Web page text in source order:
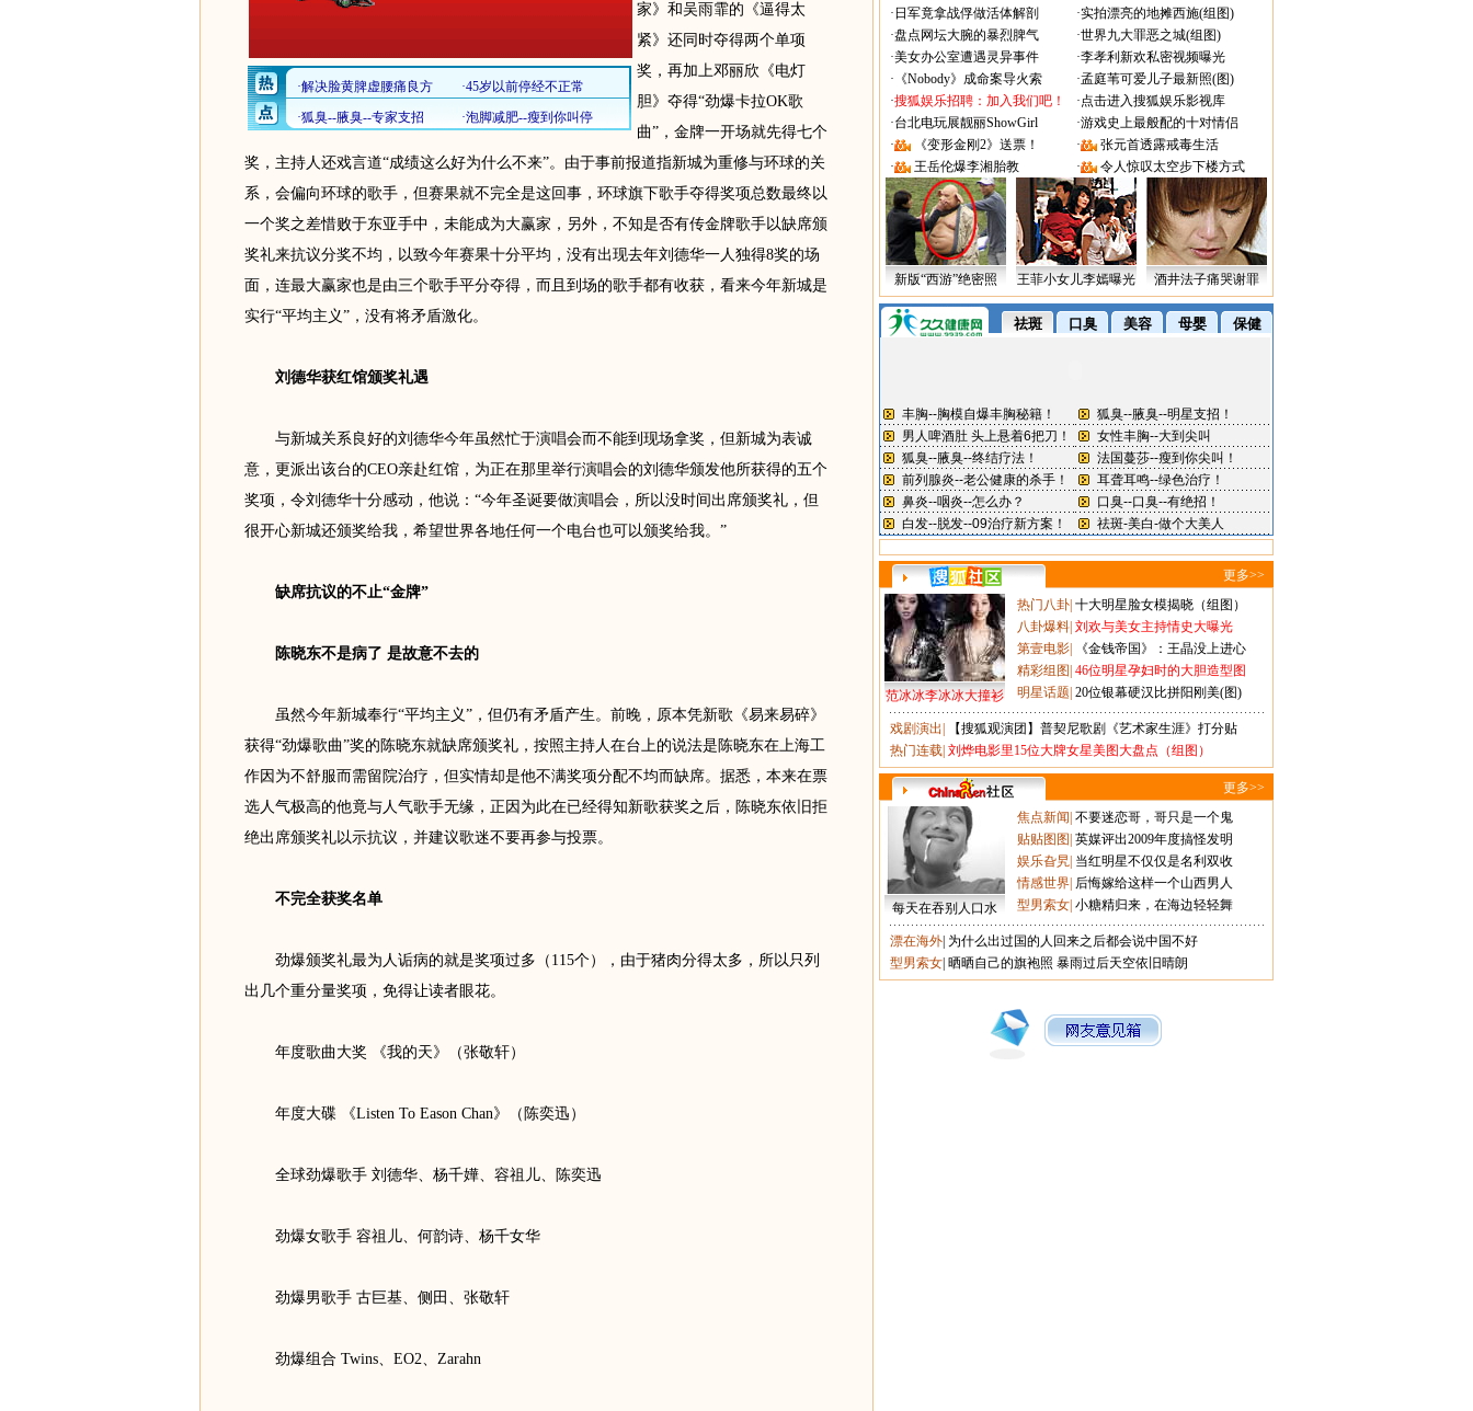
家》和吴雨霏的《逼得太
紧》还同时夺得两个单项
奖，再加上邓丽欣《电灯
胆》夺得“劲爆卡拉OK歌
曲”，金牌一开场就先得七个
奖，主持人还戏言道“成绩这么好为什么不来”。由于事前报道指新城为重修与环球的关
系，会偏向环球的歌手，但赛果就不完全是这回事，环球旗下歌手夺得奖项总数最终以
一个奖之差惜败于东亚手中，未能成为大赢家，另外，不知是否有传金牌歌手以缺席颁
奖礼来抗议分奖不均，以致今年赛果十分平均，没有出现去年刘德华一人独得8奖的场
面，连最大赢家也是由三个歌手平分夺得，而且到场的歌手都有收获，看来今年新城是
实行“平均主义”，没有将矛盾激化。
刘德华获红馆颁奖礼遇
与新城关系良好的刘德华今年虽然忙于演唱会而不能到现场拿奖，但新城为表诚
意，更派出该台的CEO亲赴红馆，为正在那里举行演唱会的刘德华颁发他所获得的五个
奖项，令刘德华十分感动，他说：“今年圣诞要做演唱会，所以没时间出席颁奖礼，但
很开心新城还颁奖给我，希望世界各地任何一个电台也可以颁奖给我。”
缺席抗议的不止“金牌”
陈晓东不是病了 是故意不去的
虽然今年新城奉行“平均主义”，但仍有矛盾产生。前晚，原本凭新歌《易来易碎》
获得“劲爆歌曲”奖的陈晓东就缺席颁奖礼，按照主持人在台上的说法是陈晓东在上海工
作因为不舒服而需留院治疗，但实情却是他不满奖项分配不均而缺席。据悉，本来在票
选人气极高的他竟与人气歌手无缘，正因为此在已经得知新歌获奖之后，陈晓东依旧拒
绝出席颁奖礼以示抗议，并建议歌迷不要再参与投票。
不完全获奖名单
劲爆颁奖礼最为人诟病的就是奖项过多（115个），由于猪肉分得太多，所以只列
出几个重分量奖项，免得让读者眼花。
年度歌曲大奖 《我的天》（张敬轩）
年度大碟 《Listen To Eason Chan》（陈奕迅）
全球劲爆歌手 刘德华、杨千嬅、容祖儿、陈奕迅
劲爆女歌手 容祖儿、何韵诗、杨千女华
劲爆男歌手 古巨基、侧田、张敬轩
劲爆组合 Twins、EO2、Zarahn
· 日军竟拿战俘做活体解剖 ·实拍漂亮的地摊西施(组图)
·盘点网坛大腕的暴烈脾气 ·世界九大罪恶之城(组图)
·美女办公室遭遇灵异事件 ·李孝利新欢私密视频曝光
· 《Nobody》成命案导火索 ·孟庭苇可爱儿子最新照(图)
·搜狐娱乐招聘：加入我们吧！ ·点击进入搜狐娱乐影视库
·台北电玩展靓丽ShowGirl ·游戏史上最般配的十对情侣
·
《变形金刚2》送票！ ·
张元首透露戒毒生活
·
王岳伦爆李湘胎教 · 令人惊叹太空步下楼方式
新版“西游”绝密照 王菲小女儿李嫣曝光 酒井法子痛哭谢罪
更多>>
范冰冰李冰冰大撞衫
热门八卦 十大明星脸女模揭晓（组图）
八卦爆料 刘欢与美女主持情史大曝光
第壹电影
《金钱帝国》：王晶没上进心
精彩组图 46位明星孕妇时的大胆造型图
明星话题 20位银幕硬汉比拼阳刚美(图)
戏剧演出
【搜狐观演团】普契尼歌剧《艺术家生涯》打分贴
热门连载 刘烨电影里15位大牌女星美图大盘点（组图）
更多>>
每天在吞别人口水
焦点新闻 不要迷恋哥，哥只是一个鬼
贴贴图图 英媒评出2009年度搞怪发明
娱乐旮旯 当红明星不仅仅是名利双收
情感世界 后悔嫁给这样一个山西男人
型男索女 小糖精归来，在海边轻轻舞
漂在海外 为什么出过国的人回来之后都会说中国不好
型男索女 晒晒自己的旗袍照 暴雨过后天空依旧晴朗